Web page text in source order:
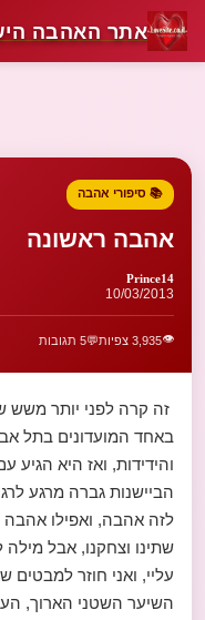
אתר האהבה
📚 סיפורי אהבה
אהבה ראשונה
Prince14
10/03/2013
👁️3,935 צפיות 💬5 תגובות
באחד המועדונים בתל
והידידות, ואז היא הגיע
הביישנות גברה מרגע
לזה אהבה, ואפילו אהבה
שתינו וצחקנו, אבל
עליי, ואני חוזר
השיער השטני הארוך,